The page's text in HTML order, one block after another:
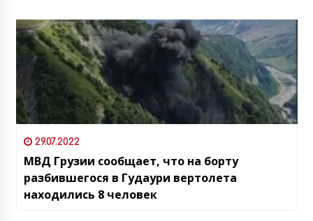
29.07.2022
МВД Грузии сообщает, что на борту
разбившегося в Гудаури вертолета
находились 8 человек